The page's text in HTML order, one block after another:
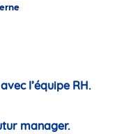
l’équipe RH.
manager.